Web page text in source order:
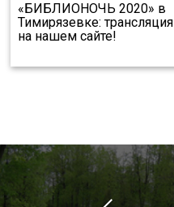
«БИБЛИОНОЧЬ 2020» в
Тимирязевке: трансляция
на нашем сайте!